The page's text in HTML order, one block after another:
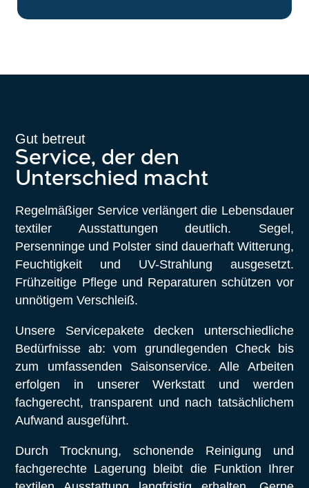
Gut betreut
Service, der den
Unterschied macht
Regelmäßiger Service verlängert die Lebensdauer
textiler Ausstattungen deutlich. Segel,
Persenninge und Polster sind dauerhaft Witterung,
Feuchtigkeit und UV-Strahlung ausgesetzt.
Frühzeitige Pflege und Reparaturen schützen vor
unnötigem Verschleiß.
Unsere Servicepakete decken unterschiedliche
Bedürfnisse ab: vom grundlegenden Check bis
zum umfassenden Saisonservice. Alle Arbeiten
erfolgen in unserer Werkstatt und werden
fachgerecht, transparent und nach tatsächlichem
Aufwand ausgeführt.
Durch Trocknung, schonende Reinigung und
fachgerechte Lagerung bleibt die Funktion Ihrer